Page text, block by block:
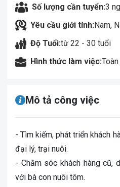
Số lượng cần tuyển:3
Yêu cầu giới tính:Nam,
Độ Tuổi:từ 22 - 30 tuổi
Hình thức làm việc:
Mô tả công việc
- Tìm kiếm, phát triển khách
đại lý, trại nuôi.
- Chăm sóc khách hàng cũ,
với bà con nuôi tôm.